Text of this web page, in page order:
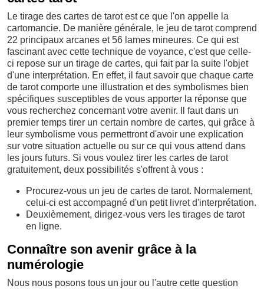
Le tirage des cartes de tarot est ce que l'on appelle la
cartomancie. De manière générale, le jeu de tarot comprend
22 principaux arcanes et 56 lames mineures. Ce qui est
fascinant avec cette technique de voyance, c'est que celle-
ci repose sur un tirage de cartes, qui fait par la suite l'objet
d'une interprétation. En effet, il faut savoir que chaque carte
de tarot comporte une illustration et des symbolismes bien
spécifiques susceptibles de vous apporter la réponse que
vous recherchez concernant votre avenir. Il faut dans un
premier temps tirer un certain nombre de cartes, qui grâce à
leur symbolisme vous permettront d'avoir une explication
sur votre situation actuelle ou sur ce qui vous attend dans
les jours futurs. Si vous voulez tirer les cartes de tarot
gratuitement, deux possibilités s'offrent à vous :
Procurez-vous un jeu de cartes de tarot. Normalement,
celui-ci est accompagné d'un petit livret d'interprétation.
Deuxièmement, dirigez-vous vers les tirages de tarot
en ligne.
Connaître son avenir grâce à la
numérologie
Nous nous posons tous un jour ou l'autre cette question